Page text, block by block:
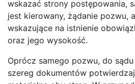
wskazać strony postępowania,
jest kierowany, żądanie pozwu,
wskazujące na istnienie
oraz jego wysokość.
Oprócz samego pozwu, do
szereg dokumentów